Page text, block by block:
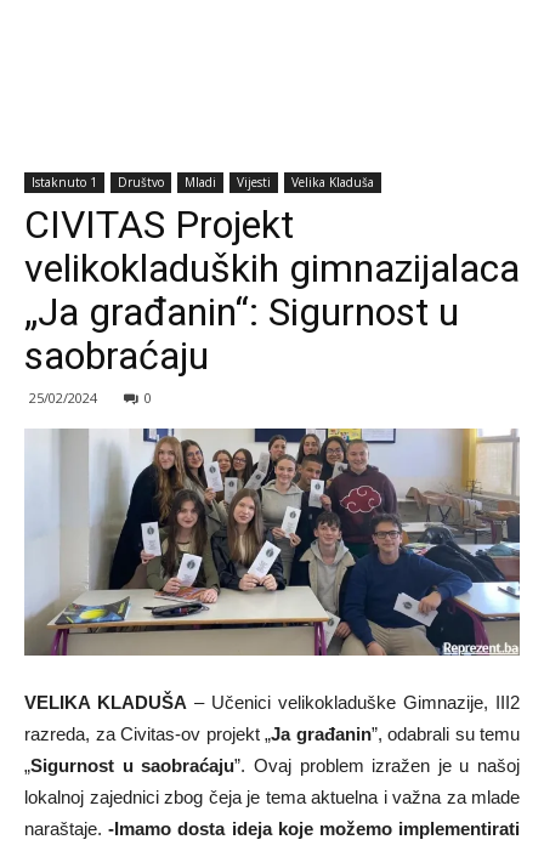
Istaknuto 1 Društvo Mladi Vijesti Velika Kladuša
CIVITAS Projekt
velikokladuških gimnazijalaca
„Ja građanin“: Sigurnost u
saobraćaju
25/02/2024 0
VELIKA KLADUŠA – Učenici velikokladuške Gimnazije, III2
razreda, za Civitas-ov projekt „Ja građanin”, odabrali su temu
„Sigurnost u saobraćaju”. Ovaj problem izražen je u našoj
lokalnoj zajednici zbog čeja je tema aktuelna i važna za mlade
naraštaje.-Imamo dosta ideja koje možemo implementirati